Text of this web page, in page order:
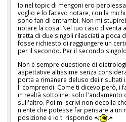
Io nel topic di mengoni ero
voglio e lo facevo notare, con la
sono fan di entrambi. Non mi
notare la cosa. Nel tuo caso diventa
tratta di due singoli rilasciati a poca
fosse richiesto di raggiungere un
per il secondo. Per il secondo
Non è sempre questione di
aspettative altissime senza
porta a rimanere deluso dei risultati
li comprendi. Come ti dicevo però, i
in realtà sottolinei solo l'andamento
sull'altro. Poi mi scrivi non decolla
niente che potesse far pensare a un
posizione e io ti rispondo